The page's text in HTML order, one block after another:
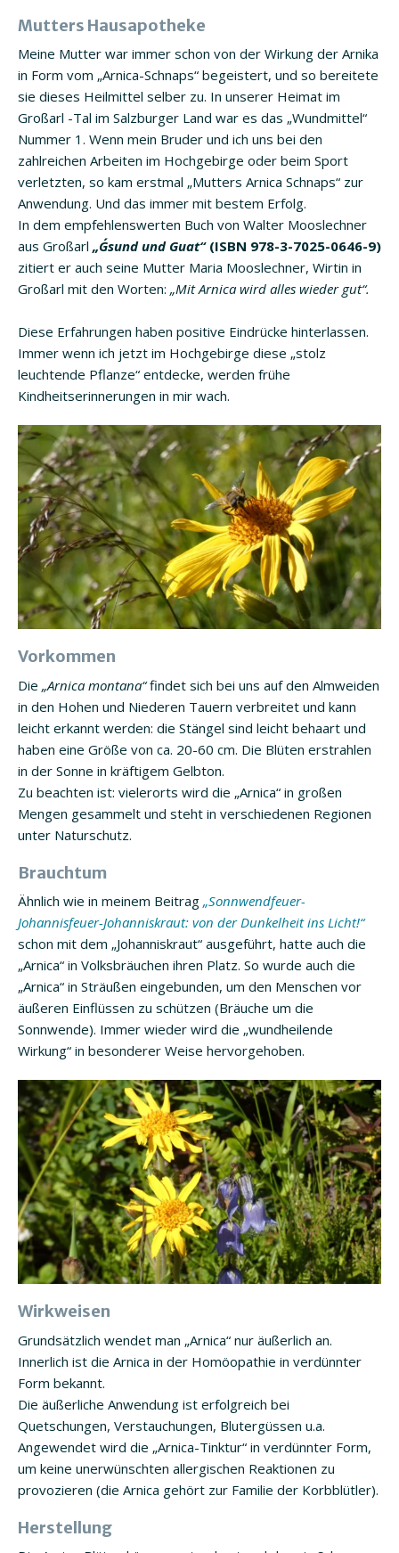
Mutters Hausapotheke
Meine Mutter war immer schon von der Wirkung der Arnika
in Form vom „Arnica-Schnaps“ begeistert, und so bereitete
sie dieses Heilmittel selber zu. In unserer Heimat im
Großarl -Tal im Salzburger Land war es das „Wundmittel“
Nummer 1. Wenn mein Bruder und ich uns bei den
zahlreichen Arbeiten im Hochgebirge oder beim Sport
verletzten, so kam erstmal „Mutters Arnica Schnaps“ zur
Anwendung. Und das immer mit bestem Erfolg.
In dem empfehlenswerten Buch von Walter Mooslechner
aus Großarl „G´sund und Guat“ (ISBN 978-3-7025-0646-9)
zitiert er auch seine Mutter Maria Mooslechner, Wirtin in
Großarl mit den Worten: „Mit Arnica wird alles wieder gut“.
Diese Erfahrungen haben positive Eindrücke hinterlassen.
Immer wenn ich jetzt im Hochgebirge diese „stolz
leuchtende Pflanze“ entdecke, werden frühe
Kindheitserinnerungen in mir wach.
Vorkommen
Die „Arnica montana“findet sich bei uns auf den Almweiden
in den Hohen und Niederen Tauern verbreitet und kann
leicht erkannt werden: die Stängel sind leicht behaart und
haben eine Größe von ca. 20-60 cm. Die Blüten erstrahlen
in der Sonne in kräftigem Gelbton.
Zu beachten ist: vielerorts wird die „Arnica“ in großen
Mengen gesammelt und steht in verschiedenen Regionen
unter Naturschutz.
Brauchtum
Ähnlich wie in meinem Beitrag „Sonnwendfeuer-
Johannisfeuer-Johanniskraut: von der Dunkelheit ins Licht!“
schon mit dem „Johanniskraut“ ausgeführt, hatte auch die
„Arnica“ in Volksbräuchen ihren Platz. So wurde auch die
„Arnica“ in Sträußen eingebunden, um den Menschen vor
äußeren Einflüssen zu schützen (Bräuche um die
Sonnwende). Immer wieder wird die „wundheilende
Wirkung“ in besonderer Weise hervorgehoben.
Wirkweisen
Grundsätzlich wendet man „Arnica“ nur äußerlich an.
Innerlich ist die Arnica in der Homöopathie in verdünnter
Form bekannt.
Die äußerliche Anwendung ist erfolgreich bei
Quetschungen, Verstauchungen, Blutergüssen u.a.
Angewendet wird die „Arnica-Tinktur“ in verdünnter Form,
um keine unerwünschten allergischen Reaktionen zu
provozieren (die Arnica gehört zur Familie der Korbblütler).
Herstellung